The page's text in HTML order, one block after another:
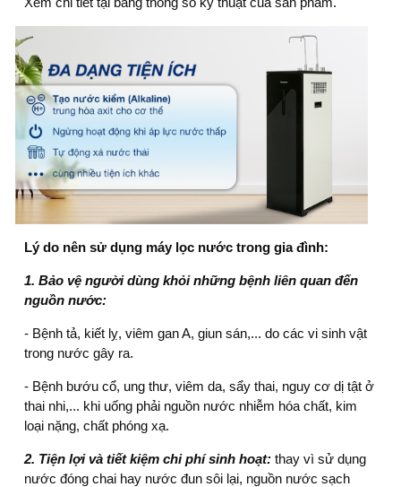
Lý do nên sử dụng máy lọc nước trong gia đình:
1. Bảo vệ người dùng khỏi những bệnh liên quan đến
nguồn nước:
- Bệnh tả, kiết lỵ, viêm gan A, giun sán,... do các vi sinh vật
trong nước gây ra.
- Bệnh bướu cổ, ung thư, viêm da, sẩy thai, nguy cơ dị tật ở
thai nhi,... khi uống phải nguồn nước nhiễm hóa chất, kim
loại nặng, chất phóng xạ.
2. Tiện lợi và tiết kiệm chi phí sinh hoạt: thay vì sử dụng
nước đóng chai hay nước đun sôi lại, nguồn nước sạch